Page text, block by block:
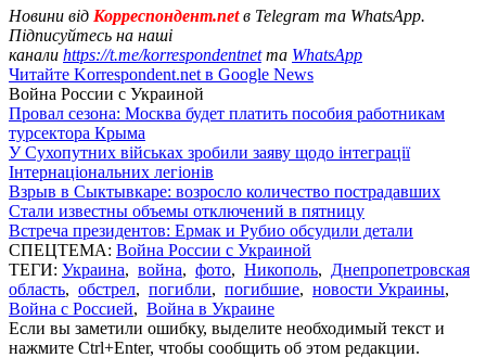
Новини від Корреспондент.netв Telegram та WhatsApp.
Підписуйтесь на наші
канали https://t.me/korrespondentnetта WhatsApp
Читайте Korrespondent.net в Google News
Война России с Украиной
Провал сезона: Москва будет платить пособия работникам
турсектора Крыма
У Сухопутних військах зробили заяву щодо інтеграції
Інтернаціональних легіонів
Взрыв в Сыктывкаре: возросло количество пострадавших
Стали известны объемы отключений в пятницу
Встреча президентов: Ермак и Рубио обсудили детали
СПЕЦТЕМА: Война России с Украиной
ТЕГИ: Украина, война, фото, Никополь, Днепропетровская
область, обстрел, погибли, погибшие, новости Украины,
Война с Россией, Война в Украине
Если вы заметили ошибку, выделите необходимый текст и
нажмите Ctrl+Enter, чтобы сообщить об этом редакции.